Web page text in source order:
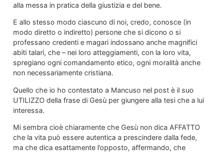
alla messa in pratica della giustizia e del bene.
E allo stesso modo ciascuno di noi, credo, conosce (in
modo diretto o indiretto) persone che si dicono o si
professano credenti e magari indossano anche magnifici
abiti talari, che – nei loro atteggiamenti, con la loro vita,
spregiano ogni comandamento etico, ogni moralità anche
non necessariamente cristiana.
Quello che io ho contestato a Mancuso nel post è il suo
UTILIZZO della frase di Gesù per giungere alla tesi che a lui
interessa.
Mi sembra cioè chiaramente che Gesù non dica AFFATTO
che la vita può essere autentica a prescindere dalla fede,
ma che dica esattamente l’opposto, affermando, che